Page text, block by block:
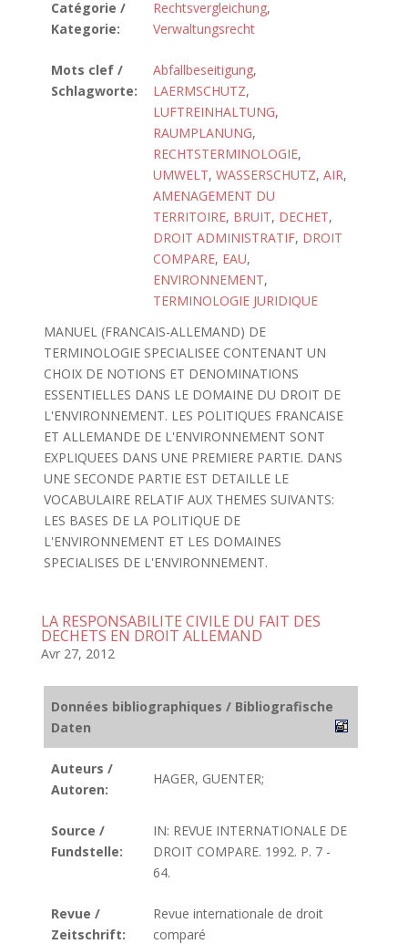
Catégorie /
Kategorie:
Rechtsvergleichung,
Verwaltungsrecht
Mots clef /
Schlagworte:
Abfallbeseitigung,
LAERMSCHUTZ,
LUFTREINHALTUNG,
RAUMPLANUNG,
RECHTSTERMINOLOGIE,
UMWELT, WASSERSCHUTZ, AIR,
AMENAGEMENT DU
TERRITOIRE, BRUIT, DECHET,
DROIT ADMINISTRATIF, DROIT
COMPARE, EAU,
ENVIRONNEMENT,
TERMINOLOGIE JURIDIQUE
MANUEL (FRANCAIS-ALLEMAND) DE
TERMINOLOGIE SPECIALISEE CONTENANT UN
CHOIX DE NOTIONS ET DENOMINATIONS
ESSENTIELLES DANS LE DOMAINE DU DROIT DE
L'ENVIRONNEMENT. LES POLITIQUES FRANCAISE
ET ALLEMANDE DE L'ENVIRONNEMENT SONT
EXPLIQUEES DANS UNE PREMIERE PARTIE. DANS
UNE SECONDE PARTIE EST DETAILLE LE
VOCABULAIRE RELATIF AUX THEMES SUIVANTS:
LES BASES DE LA POLITIQUE DE
L'ENVIRONNEMENT ET LES DOMAINES
SPECIALISES DE L'ENVIRONNEMENT.
LA RESPONSABILITE CIVILE DU FAIT DES
DECHETS EN DROIT ALLEMAND
Avr 27, 2012
Données bibliographiques / Bibliografische
Daten
Auteurs /
Autoren:
HAGER, GUENTER;
Source /
Fundstelle:
IN: REVUE INTERNATIONALE DE
DROIT COMPARE. 1992. P. 7 -
64.
Revue /
Zeitschrift:
Revue internationale de droit
comparé